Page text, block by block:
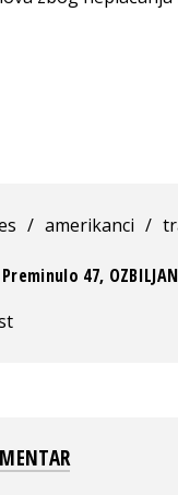
/ amerikanci /
Preminulo 47,